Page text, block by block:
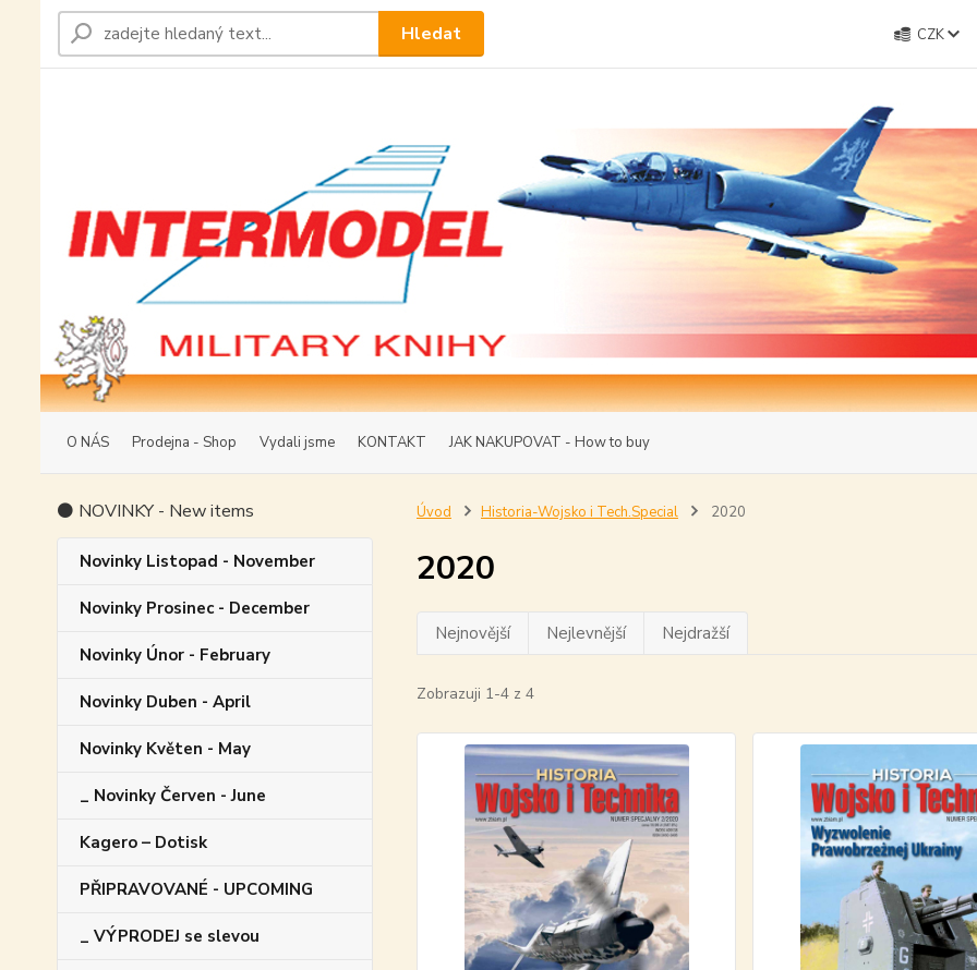
O NÁS Prodejna - Shop Vydali jsme KONTAKT JAK NAKUPOVAT - How to buy
CZK
Hledat
⚫ NOVINKY - New items
Novinky Listopad - November
Novinky Prosinec - December
Novinky Únor - February
Novinky Duben - April
Novinky Květen - May
_ Novinky Červen - June
Kagero – Dotisk
PŘIPRAVOVANÉ - UPCOMING
_ VÝPRODEJ se slevou
Úvod Historia-Wojsko i Tech.Special 2020
2020
Nejnovější Nejlevnější Nejdražší
Zobrazuji 1-4 z 4